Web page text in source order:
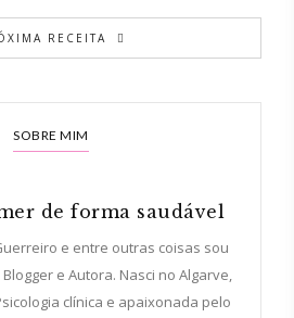
RECEITA
SOBRE MIM
de forma saudável
e entre outras coisas sou
e Autora. Nasci no Algarve,
clínica e apaixonada pelo